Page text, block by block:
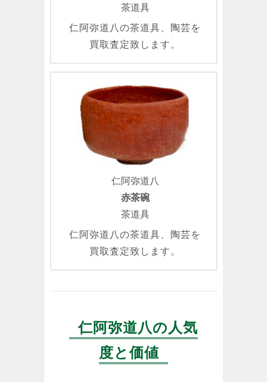
茶道具
仁阿弥道八の茶道具、陶芸を
買取査定致します。
仁阿弥道八
赤茶碗
茶道具
仁阿弥道八の茶道具、陶芸を
買取査定致します。
仁阿弥道八の人気
度と価値